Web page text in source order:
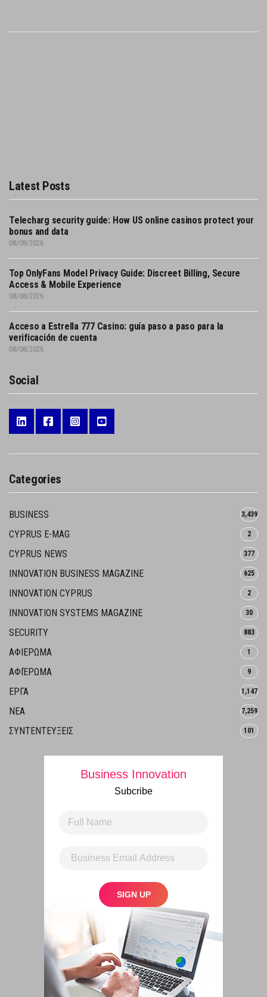
Latest Posts
Telecharg security guide: How US online casinos protect your
bonus and data
08/08/2026
Top OnlyFans Model Privacy Guide: Discreet Billing, Secure
Access & Mobile Experience
08/08/2026
Acceso a Estrella 777 Casino: guía paso a paso para la
verificación de cuenta
08/08/2026
Social
Categories
BUSINESS 3,439
CYPRUS E-MAG 2
CYPRUS NEWS 377
INNOVATION BUSINESS MAGAZINE 625
INNOVATION CYPRUS 2
INNOVATION SYSTEMS MAGAZINE 30
SECURITY 883
ΑΦΙΕΡΩΜΑ 1
ΑΦΙΈΡΩΜΑ 9
ΕΡΓΑ 1,147
ΝΕΑ 7,259
ΣΥΝΤΕΝΤΕΥΞΕΙΣ 101
Business Innovation
Subcribe